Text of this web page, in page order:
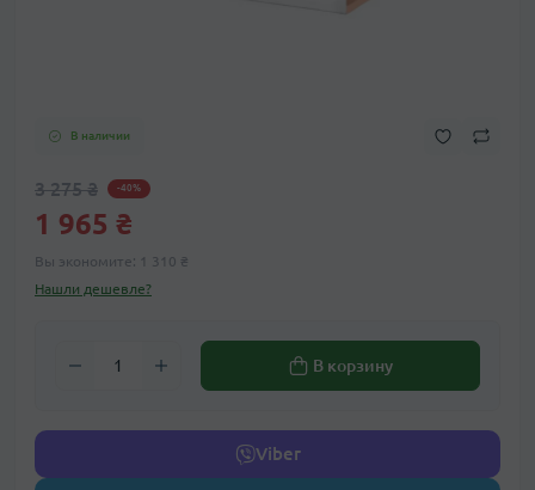
В наличии
3 275 ₴ -40%
1 965 ₴
Вы экономите: 1 310 ₴
Нашли дешевле?
В корзину
Viber